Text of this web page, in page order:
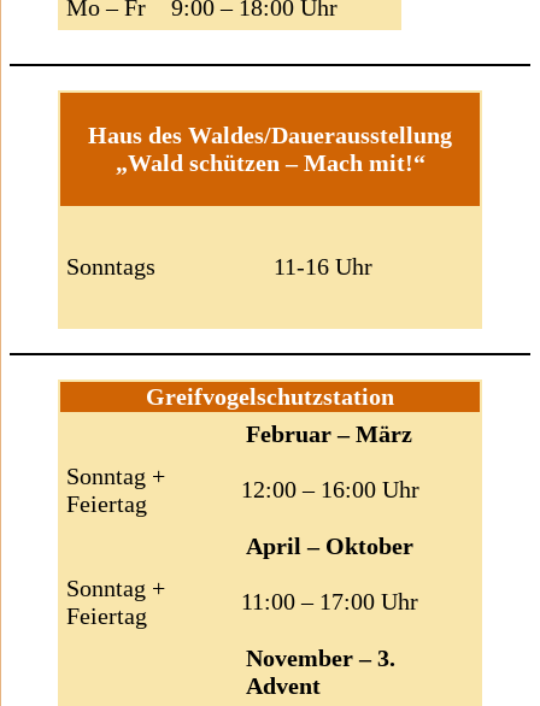
Mo – Fr
9:00 – 18:00 Uhr
Haus des Waldes/Dauerausstellung
„Wald schützen – Mach mit!“
Sonntags 11-16 Uhr
Greifvogelschutzstation
Februar – März
Sonntag +
Feiertag
12:00 – 16:00 Uhr
April – Oktober
Sonntag +
Feiertag
11:00 – 17:00 Uhr
November – 3.
Advent